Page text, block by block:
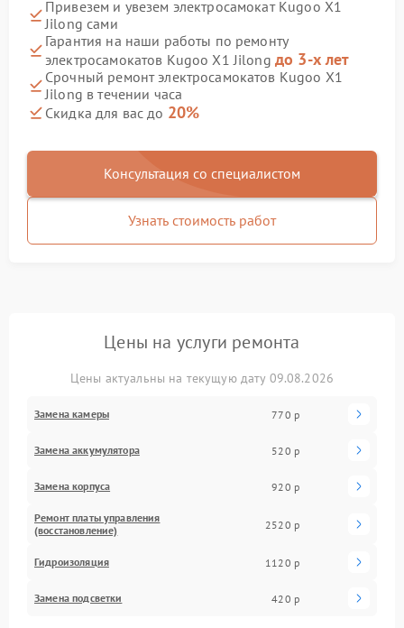
Привезем и увезем электросамокат Kugoo X1
Jilong сами
Гарантия на наши работы по ремонту
электросамокатов Kugoo X1 Jilong до 3-х лет
Срочный ремонт электросамокатов Kugoo X1
Jilong в течении часа
Скидка для вас до 20%
Консультация со специалистом
Узнать стоимость работ
Цены на услуги ремонта
Цены актуальны на текущую дату 09.08.2026
Замена камеры 770 р
Замена аккумулятора 520 р
Замена корпуса 920 р
Ремонт платы управления
(восстановление)
2520 р
Гидроизоляция 1120 р
Замена подсветки 420 р